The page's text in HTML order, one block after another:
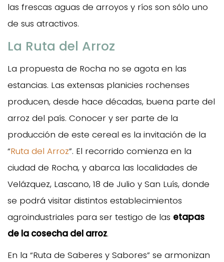
las frescas aguas de arroyos y ríos son sólo uno
de sus atractivos.
La Ruta del Arroz
La propuesta de Rocha no se agota en las
estancias. Las extensas planicies rochenses
producen, desde hace décadas, buena parte del
arroz del país. Conocer y ser parte de la
producción de este cereal es la invitación de la
“Ruta del Arroz”. El recorrido comienza en la
ciudad de Rocha, y abarca las localidades de
Velázquez, Lascano, 18 de Julio y San Luís, donde
se podrá visitar distintos establecimientos
agroindustriales para ser testigo de las etapas
de la cosecha del arroz.
En la “Ruta de Saberes y Sabores” se armonizan